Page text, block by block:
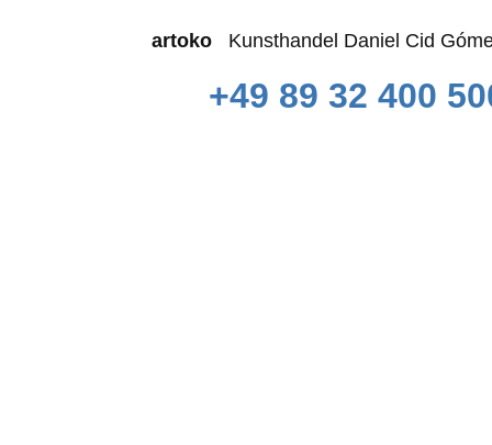
artokoKunsthandel Daniel Cid
+49 89 32